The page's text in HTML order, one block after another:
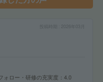
ォロー・研修の充実度 4.0